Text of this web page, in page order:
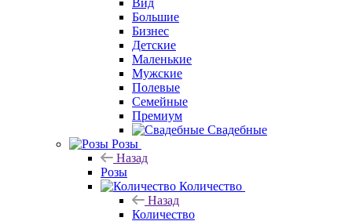
Вид
Большие
Бизнес
Детские
Маленькие
Мужские
Полевые
Семейные
Премиум
Свадебные
Розы
Назад
Розы
Количество
Назад
Количество